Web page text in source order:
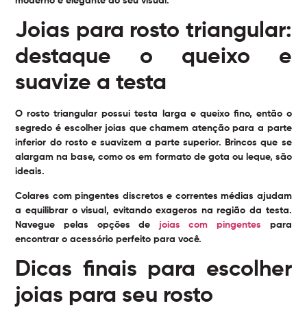
Joias para rosto triangular:
destaque o queixo e
suavize a testa
O rosto triangular possui testa larga e queixo fino, então o
segredo é escolher joias que chamem atenção para a parte
inferior do rosto e suavizem a parte superior. Brincos que se
alargam na base, como os em formato de gota ou leque, são
ideais.
Colares com pingentes discretos e correntes médias ajudam
a equilibrar o visual, evitando exageros na região da testa.
Navegue pelas opções de joias com pingentes para
encontrar o acessório perfeito para você.
Dicas finais para escolher
joias para seu rosto